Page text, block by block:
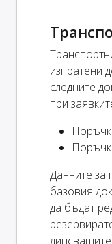
изпратени
следните
при
Данните за
базовия
да бъдат